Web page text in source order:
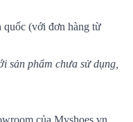
quốc (với đơn hàng từ
sản phẩm chưa sử dụng,
của Myshoes.vn